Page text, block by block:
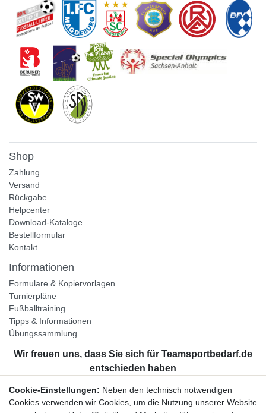
Shop
Zahlung
Versand
Rückgabe
Helpcenter
Download-Kataloge
Bestellformular
Kontakt
Informationen
Formulare & Kopiervorlagen
Turnierpläne
Fußballtraining
Tipps & Informationen
Übungssammlung
Unternehmen
Widerrufsrecht
Cookie-Einstellungen: Neben den technisch notwendigen
Cookies verwenden wir Cookies, um die Nutzung unserer Website